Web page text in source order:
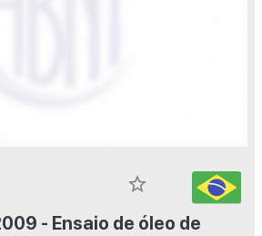
star_border